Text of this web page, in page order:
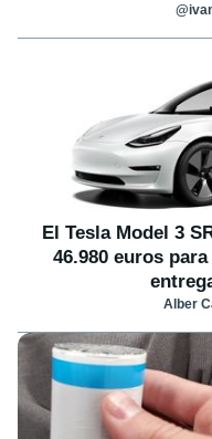
El Tesla Model 3
46.980 euros
Alber